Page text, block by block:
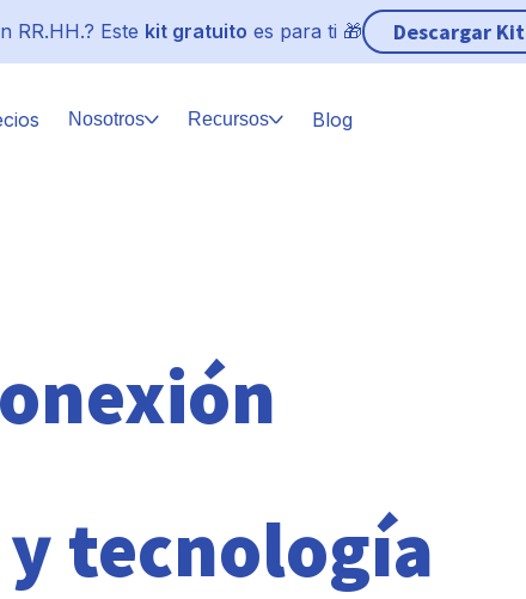
RR.HH.? Este kit gratuito es para ti 🎁 Descargar Kit
Nosotros Recursos Blog
tecnología